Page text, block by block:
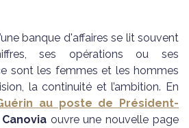
banque d'affaires se lit souvent
ses opérations ou ses
sont les femmes et les hommes
la continuité et l’ambition. En
au poste de Président-
Canoviaouvre une nouvelle page